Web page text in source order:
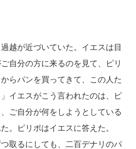
越が近づいていた。イエスは目
自分の方に来るのを見て、ピリ
らパンを買ってきて、この人た
イエスがこう言われたのは、ピ
ご自分が何をしようとしている
。ピリポはイエスに答えた。
つ取るにしても、二百デナリのパ